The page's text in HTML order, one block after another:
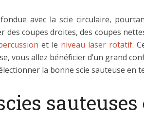
avec la scie circulaire,
coupes droites, des coupes
et le niveau laser rotatif.
vous allez bénéficier d’un grand
la bonne scie sauteuse en
sauteuses